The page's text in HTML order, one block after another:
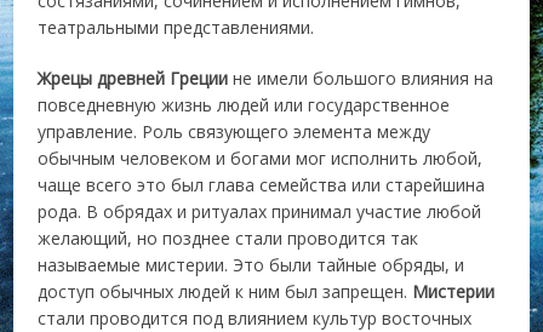
театральными представлениями.
Жрецы древней Греции не имели большого влияния на
повседневную жизнь людей или государственное
управление. Роль связующего элемента между
обычным человеком и богами мог исполнить любой,
чаще всего это был глава семейства или старейшина
рода. В обрядах и ритуалах принимал участие любой
желающий, но позднее стали проводится так
называемые мистерии. Это были тайные обряды, и
доступ обычных людей к ним был запрещен. Мистерии
стали проводится под влиянием культур восточных